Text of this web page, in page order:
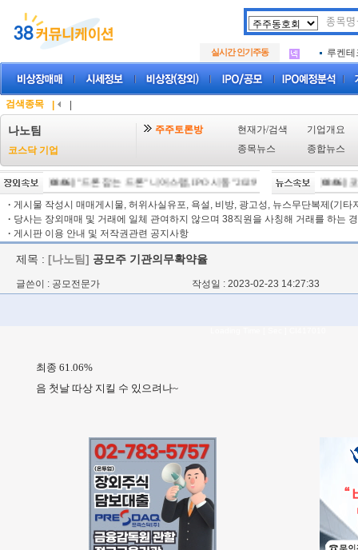
실시간 인기주동
아크로
.
아이엠
루켄
.
아이엠
검색종목
나노팀
코스닥 기업
주주토론방 현재가/검색
기업개요
종목뉴스
종합뉴스
[08/06]"드론 잡는 드론" 니어스랩, IPO 시동 "2029년 방공망 체계 편입"
[08/06]코
· 게시물 작성시 매매게시물, 허위사실유포, 욕설, 비방, 광고성, 뉴스무단복제(기타
· 당사는 장외매매 및 거래에 일체 관여하지 않으며 38직원을 사칭해 거래를 하는
· 게시판 이용 안내 및 저작권관련 공지사항
제목 : [나노팀] 공모주 기관의무확약율
글쓴이 : 공모전문가 작성일 : 2023-02-23 14:27:33
최종 61.06%
음 첫날 따상 지킬 수 있으려나~